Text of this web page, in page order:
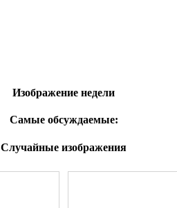
Изображение недели
Самые обсуждаемые:
Случайные изображения